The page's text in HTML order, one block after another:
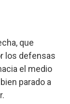
que
los defensas
el medio
parado a